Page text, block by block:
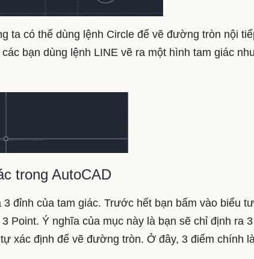
ta có thể dùng lệnh Circle để vẽ đường tròn nội
bạn dùng lệnh LINE vẽ ra một hình tam giác
trong AutoCAD
đỉnh của tam giác. Trước hết bạn bấm vào biểu
Point. Ý nghĩa của mục này là bạn sẽ chỉ định ra 3
xác định để vẽ đường tròn. Ở đây, 3 điểm chính